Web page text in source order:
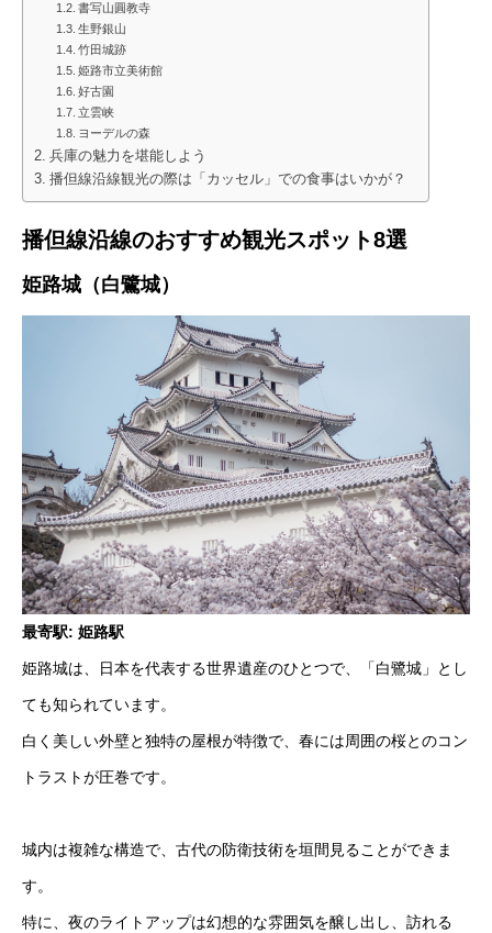
書写山圓教寺
生野銀山
竹田城跡
姫路市立美術館
好古園
立雲峡
ヨーデルの森
兵庫の魅力を堪能しよう
播但線沿線観光の際は「カッセル」での食事はいかが？
播但線沿線のおすすめ観光スポット8選
姫路城（白鷺城）
最寄駅: 姫路駅
姫路城は、日本を代表する世界遺産のひとつで、「白鷺城」とし
ても知られています。
白く美しい外壁と独特の屋根が特徴で、春には周囲の桜とのコン
トラストが圧巻です。
城内は複雑な構造で、古代の防衛技術を垣間見ることができま
す。
特に、夜のライトアップは幻想的な雰囲気を醸し出し、訪れる